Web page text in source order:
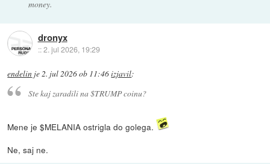
money.
dronyx
::2. jul 2026, 19:29
endelin je2. jul 2026 ob 11:46izjavil:
Ste kaj zaradili na $TRUMP coinu?
Mene je $MELANIA ostrigla do golega.
Ne, saj ne.